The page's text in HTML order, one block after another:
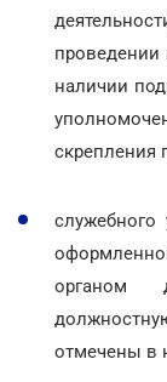
проведении
наличии
скрепления
органом
отмечены в